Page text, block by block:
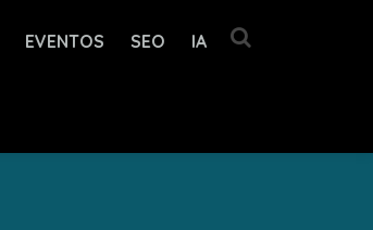
EVENTOS SEO IA